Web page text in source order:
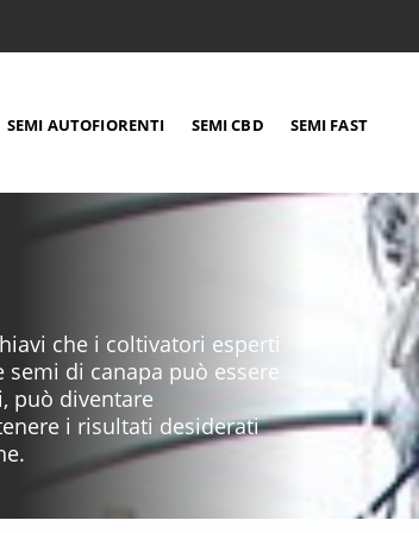
SEMI AUTOFIORENTI SEMI CBD SEMI FAST
che i coltivatori esperti
di canapa può essere
può diventare
i risultati desiderati